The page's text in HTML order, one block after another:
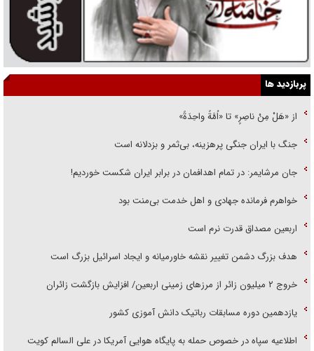
پربازدید ها
از «هَلْ مِنْ ناصِرٍ» تا «اُمَّةً واحِدَةً»
جنگ با ایران جنگی پرهزینه، بی‌ثمر و بزدلانه است
جان مرشایمر: در تمام اهدافمان در برابر ایران شکست خوردیم!
خواهرم فرمانده جهادی و اهل خدمت بی‌منت بود
اربعین مصداق قدرت نرم است
هدف بزرگ دشمن تغییر نقشه خاورمیانه و ایجاد اسرائیل بزرگ است
‌خروج ۲ میلیون زائر از مرز‌های زمینی اربعین/ افزایش بازگشت زائران
یازدهمین دوره مسابقات رباتیک دانش آموزی کشور
اطلاعیه سپاه در خصوص حمله به پایگاه هوایی آمریکا در علی السالم کویت